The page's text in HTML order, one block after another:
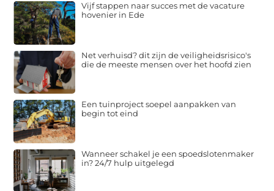
Vijf stappen naar succes met de vacature
hovenier in Ede
Net verhuisd? dit zijn de veiligheidsrisico's
die de meeste mensen over het hoofd zien
Een tuinproject soepel aanpakken van
begin tot eind
Wanneer schakel je een spoedslotenmaker
in? 24/7 hulp uitgelegd